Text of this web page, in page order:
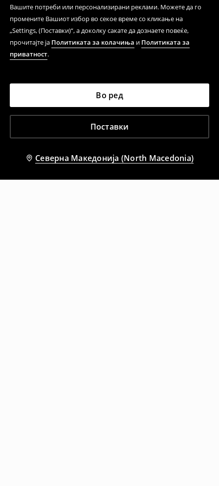
Вашите потреби или персонализирани реклами. Можете да го
промените Вашиот избор во секое време со кликање на
„Settings, (Поставки)“, а доколку сакате да дознаете повеќе,
прочитајте ја Политиката за колачиња и Политиката за
приватност.
Поставки
Во ред
Северна Македонија (North Macedonia)
⟶Детални информации за испорака
⟶Детални информации за начините на плаќање
Политика на враќање
несоодветни производи. Ако сакате да направите
бесплатен поврат на артиклите, тоа може да го
направите во нашите продавници. Исто така,
производот може да го вратите со начинот на
испораката по ваш избор (трошокот и одговорноста
при оваа опција ја сносите вие).